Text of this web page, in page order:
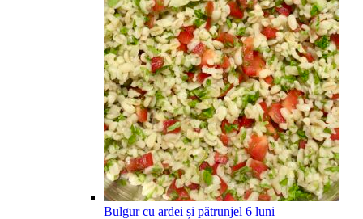
Bulgur cu ardei și pătrunjel 6 luni